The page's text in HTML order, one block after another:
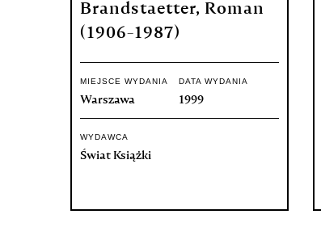
Brandstaetter, Roman
(1906-1987)
MIEJSCE WYDANIA
Warszawa
DATA WYDANIA
1999
WYDAWCA
Świat Książki